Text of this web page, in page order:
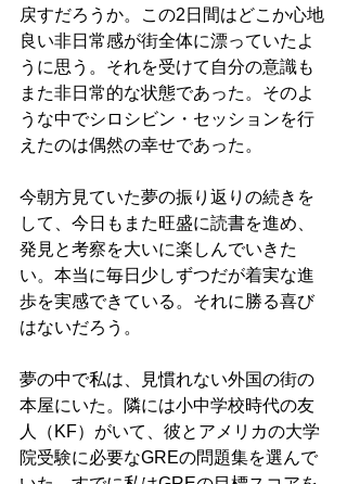
戻すだろうか。この2日間はどこか心地
良い非日常感が街全体に漂っていたよ
うに思う。それを受けて自分の意識も
また非日常的な状態であった。そのよ
うな中でシロシビン・セッションを行
えたのは偶然の幸せであった。
今朝方見ていた夢の振り返りの続きを
して、今日もまた旺盛に読書を進め、
発見と考察を大いに楽しんでいきた
い。本当に毎日少しずつだが着実な進
歩を実感できている。それに勝る喜び
はないだろう。
夢の中で私は、見慣れない外国の街の
本屋にいた。隣には小中学校時代の友
人（KF）がいて、彼とアメリカの大学
院受験に必要なGREの問題集を選んで